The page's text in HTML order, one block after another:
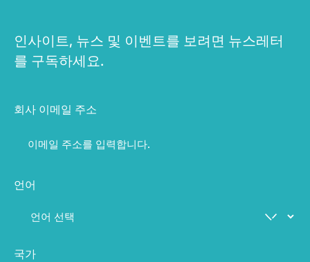
인사이트, 뉴스 및 이벤트를 보려면 뉴스레터
를 구독하세요.
회사 이메일 주소
언어
국가